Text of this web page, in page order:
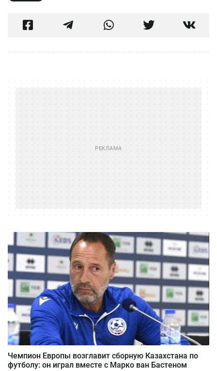
Чемпион Европы возглавит сборную Казахстана по
футболу: он играл вместе с Марко ван Бастеном